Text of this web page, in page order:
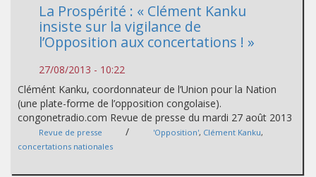
La Prospérité : « Clément Kanku
insiste sur la vigilance de
l’Opposition aux concertations ! »
27/08/2013 - 10:22
Clémént Kanku, coordonnateur de l’Union pour la Nation
(une plate-forme de l’opposition congolaise).
congonetradio.com Revue de presse du mardi 27 août 2013
Revue de presse / 'Opposition', Clément Kanku,
concertations nationales